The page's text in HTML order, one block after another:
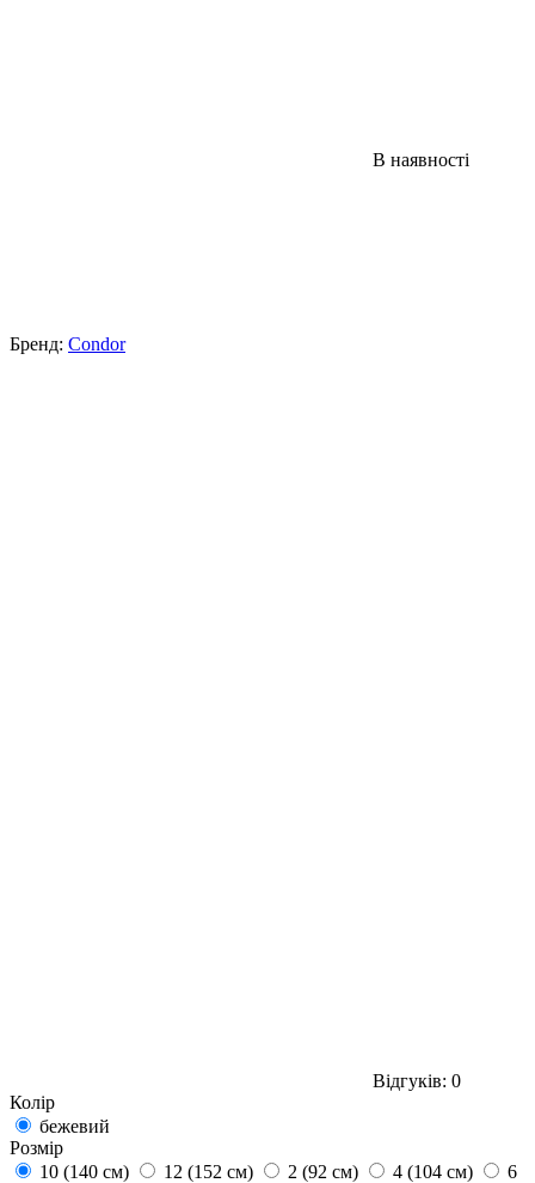
В наявності
Бренд: Condor
Відгуків: 0
Колір
бежевий
Розмір
10 (140 см)
12 (152 см) 2 (92 см) 4 (104 см)
6